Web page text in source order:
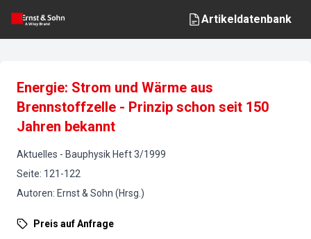
Artikeldatenbank
Energie: Strom und Wärme aus
Brennstoffzelle - Prinzip schon seit 150
Jahren bekannt
Aktuelles - Bauphysik Heft3/1999
Seite: 121-122
Autoren: Ernst & Sohn (Hrsg.)
Preis auf Anfrage